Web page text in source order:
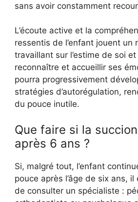
sans avoir constamment
L’écoute active et la
ressentis de l’enfant jouent un
travaillant sur l’estime de soi
reconnaître et accueillir ses
pourra progressivement
stratégies d’autorégulation,
du pouce inutile.
Que faire si la
après 6 ans ?
Si, malgré tout, l’enfant
pouce après l’âge de six ans,
de consulter un spécialiste :